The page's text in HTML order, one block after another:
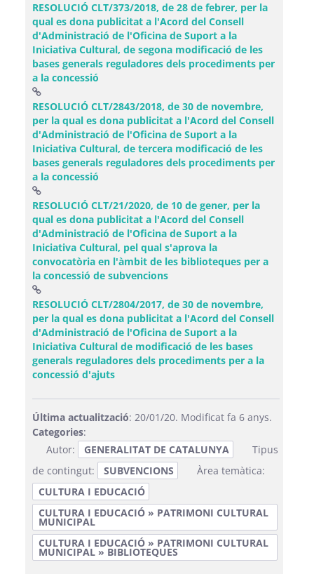
RESOLUCIÓ CLT/373/2018, de 28 de febrer, per la
qual es dona publicitat a l'Acord del Consell
d'Administració de l'Oficina de Suport a la
Iniciativa Cultural, de segona modificació de les
bases generals reguladores dels procediments per
a la concessió
RESOLUCIÓ CLT/2843/2018, de 30 de novembre,
per la qual es dona publicitat a l'Acord del Consell
d'Administració de l'Oficina de Suport a la
Iniciativa Cultural, de tercera modificació de les
bases generals reguladores dels procediments per
a la concessió
RESOLUCIÓ CLT/21/2020, de 10 de gener, per la
qual es dona publicitat a l'Acord del Consell
d'Administració de l'Oficina de Suport a la
Iniciativa Cultural, pel qual s'aprova la
convocatòria en l'àmbit de les biblioteques per a
la concessió de subvencions(Obre una finestra nova)
RESOLUCIÓ CLT/2804/2017, de 30 de novembre,
per la qual es dona publicitat a l'Acord del Consell
d'Administració de l'Oficina de Suport a la
Iniciativa Cultural de modificació de les bases
generals reguladores dels procediments per a la
concessió d'ajuts(Obre una finestra nova)
Última actualització: 20/01/20. Modificat fa 6 anys.
Categories:
Autor:
GENERALITAT DE CATALUNYA
Tipus
de contingut:
SUBVENCIONS
Àrea temàtica:
CULTURA I EDUCACIÓ
CULTURA I EDUCACIÓ » PATRIMONI CULTURAL
MUNICIPAL
CULTURA I EDUCACIÓ » PATRIMONI CULTURAL
MUNICIPAL » BIBLIOTEQUES